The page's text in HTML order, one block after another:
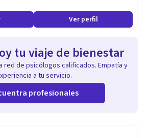
Ver perfil
tu viaje de bienestar
red de psicólogos calificados. Empatía y
a tu servicio.
profesionales